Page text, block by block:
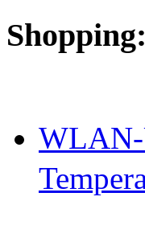
Shopping:
WLAN-